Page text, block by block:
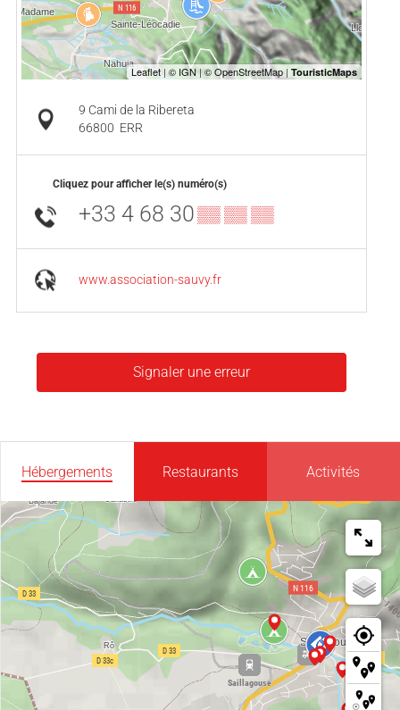
9 Cami de la Ribereta
66800 ERR
Cliquez pour afficher le(s) numéro(s)
+33 4 68 30▒▒ ▒▒ ▒▒
www.association-sauvy.fr
Signaler une erreur
Hébergements Restaurants Activités